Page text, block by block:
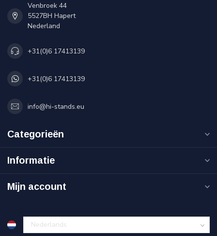
Venbroek 44
5527BH Hapert
Nederland
+31(0)6 17413139
+31(0)6 17413139
info@hi-stands.eu
Categorieën
Informatie
Mijn account